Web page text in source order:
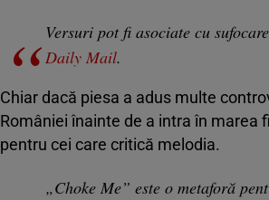
Versuri pot fi asociate cu
Daily Mail.
Chiar dacă piesa a adus multe
României înainte de a intra în marea
pentru cei care critică melodia.
„Choke Me” este o metaforă